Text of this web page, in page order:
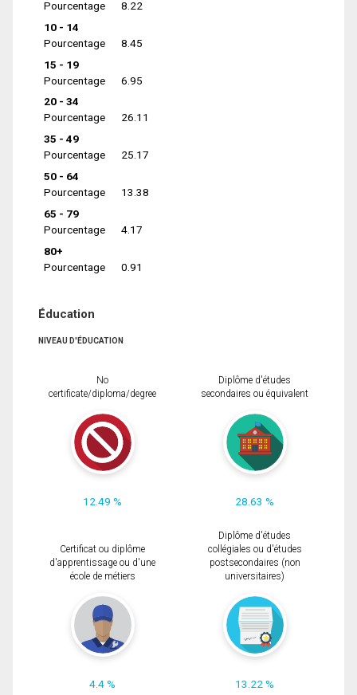
Pourcentage
8.22
10 - 14
Pourcentage
8.45
15 - 19
Pourcentage
6.95
20 - 34
Pourcentage
26.11
35 - 49
Pourcentage
25.17
50 - 64
Pourcentage
13.38
65 - 79
Pourcentage
4.17
80+
Pourcentage
0.91
Éducation
NIVEAU D'ÉDUCATION
No
certificate/diploma/degree
12.49 %
Diplôme d'études
secondaires ou équivalent
28.63 %
Certificat ou diplôme
d'apprentissage ou d'une
école de métiers
4.4 %
Diplôme d'études
collégiales ou d'études
postsecondaires (non
universitaires)
13.22 %